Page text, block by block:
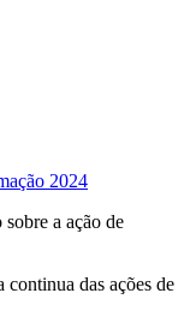
2024
a ação de
das ações de